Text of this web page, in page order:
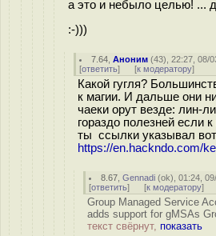
а это и небыло целью! ...
:-)))
7.64 ,Аноним (43), 22:27, 08/
[ответить] [к модератору]
Какой гугля?
к магии. И дальше они
чаеки орут везде: лин-
гораздо полезней если
ты ссылки указывал вот
https://en.hackndo.com/
8.67 ,Gennadi (ok), 01:24,
[ответить] [к модератору]
Group Managed Service
adds support for gMSAs
текст свёрнут, показать